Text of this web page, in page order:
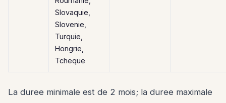
Slovaquie,
Slovenie,
Turquie,
Hongrie,
Tcheque
La duree minimale est de 2 mois; la duree maximale